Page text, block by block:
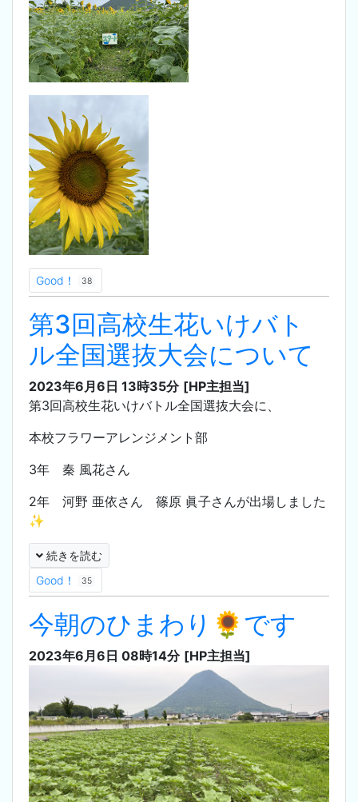
Good！ 38
第3回高校生花いけバト
ル全国選抜大会について
2023年6月6日 13時35分 [HP主担当]
第3回高校生花いけバトル全国選抜大会に、
本校フラワーアレンジメント部
3年 秦 風花さん
2年 河野 亜依さん 篠原 眞子さんが出場しました
✨
続きを読む
Good！
35
今朝のひまわり🌻です
2023年6月6日 08時14分 [HP主担当]